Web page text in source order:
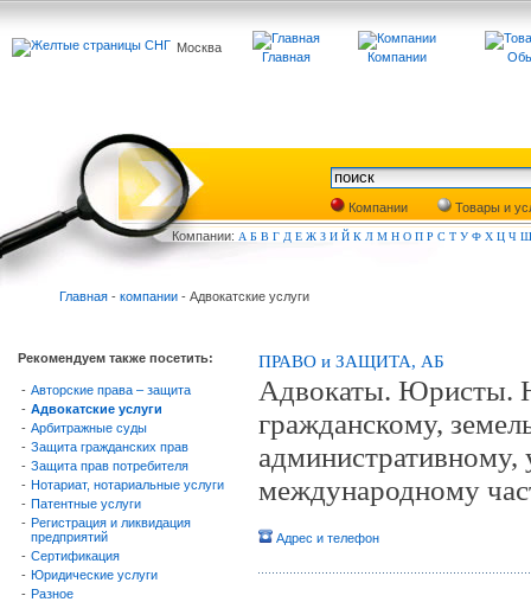
Москва
Главная Компании
Компании
Товары и
Компании: А Б В Г Д Е Ж З И Й К Л М Н О П Р С Т У Ф Х Ц Ч Ш
Главная - компании - Адвокатские услуги
Рекомендуем также посетить:
- Авторские права – защита
- Адвокатские услуги
- Арбитражные суды
- Защита гражданских прав
- Защита прав потребителя
- Нотариат, нотариальные услуги
- Патентные услуги
- Регистрация и ликвидация
предприятий
- Сертификация
- Юридические услуги
- Разное
ПРАВО и ЗАЩИТА, АБ
Адвокаты. Юристы.
гражданскому,
административному,
международному
Адрес и телефон